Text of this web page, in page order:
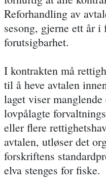
Reforhandling av
sesong, gjerne ett år
forutsigbarhet.
I kontrakten må
til å heve avtalen
laget viser
lovpålagte
eller flere
avtalen, utløser det
forskriftens
elva stenges for fiske.